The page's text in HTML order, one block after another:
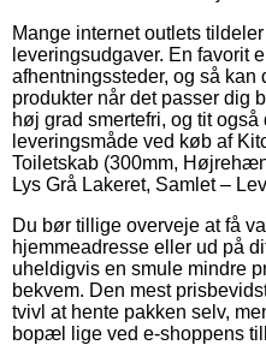
Mange internet outlets
leveringsudgaver. En favorit
afhentningssteder, og så kan
produkter når det passer dig
høj grad smertefri, og tit
leveringsmåde ved køb af
Toiletskab (300mm,
Lys Grå Lakeret, Samlet –
Du bør tillige overveje at få
hjemmeadresse eller ud på
uheldigvis en smule mindre
bekvem. Den mest
tvivl at hente pakken selv,
bopæl lige ved e-shoppens